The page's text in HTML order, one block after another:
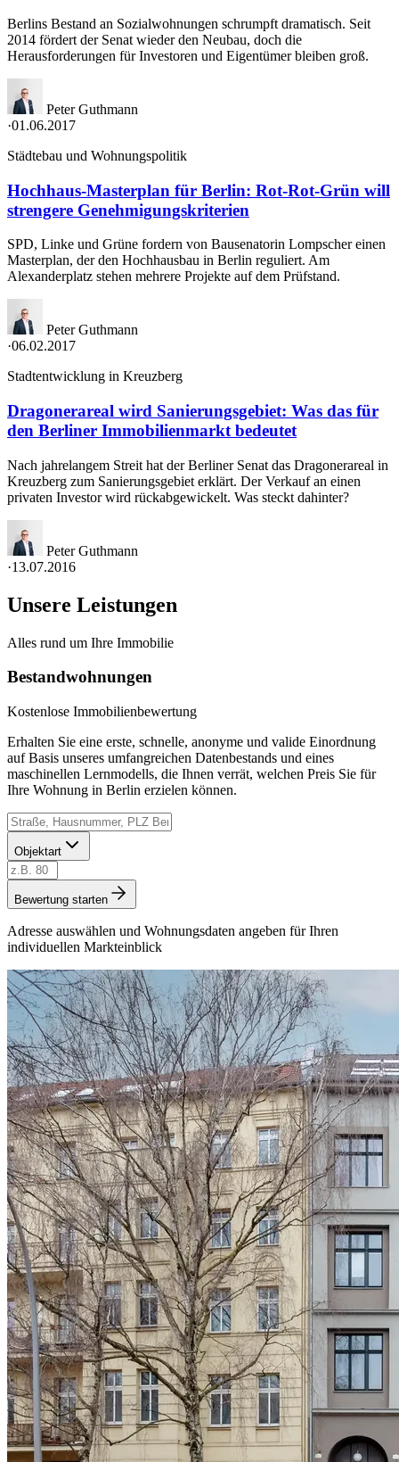
Berlins Bestand an Sozialwohnungen schrumpft dramatisch. Seit
2014 fördert der Senat wieder den Neubau, doch die
Herausforderungen für Investoren und Eigentümer bleiben groß.
Peter Guthmann
·01.06.2017
Städtebau und Wohnungspolitik
Hochhaus-Masterplan für Berlin: Rot-Rot-Grün will
strengere Genehmigungskriterien
SPD, Linke und Grüne fordern von Bausenatorin Lompscher einen
Masterplan, der den Hochhausbau in Berlin reguliert. Am
Alexanderplatz stehen mehrere Projekte auf dem Prüfstand.
Peter Guthmann
·06.02.2017
Stadtentwicklung in Kreuzberg
Dragonerareal wird Sanierungsgebiet: Was das für
den Berliner Immobilienmarkt bedeutet
Nach jahrelangem Streit hat der Berliner Senat das Dragonerareal in
Kreuzberg zum Sanierungsgebiet erklärt. Der Verkauf an einen
privaten Investor wird rückabgewickelt. Was steckt dahinter?
Peter Guthmann
·13.07.2016
Unsere Leistungen
Alles rund um Ihre Immobilie
Bestandwohnungen
Kostenlose Immobilienbewertung
Erhalten Sie eine erste, schnelle, anonyme und valide Einordnung
auf Basis unseres umfangreichen Datenbestands und eines
maschinellen Lernmodells, die Ihnen verrät, welchen Preis Sie für
Ihre Wohnung in Berlin erzielen können.
Objektart
Bewertung starten
Adresse auswählen und Wohnungsdaten angeben für Ihren
individuellen Markteinblick